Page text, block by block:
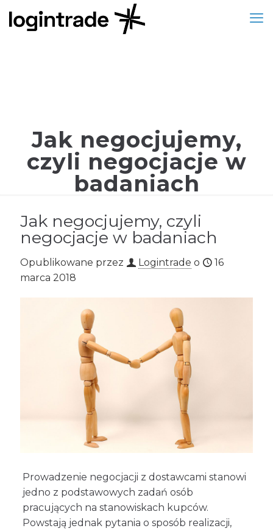
Jak negocjujemy,
czyli negocjacje w
badaniach
Jak negocjujemy, czyli
negocjacje w badaniach
Opublikowane przez Logintrade o
16
marca 2018
Prowadzenie negocjacji z dostawcami stanowi
jedno z podstawowych zadań osób
pracujących na stanowiskach kupców.
Powstają jednak pytania o sposób realizacji,